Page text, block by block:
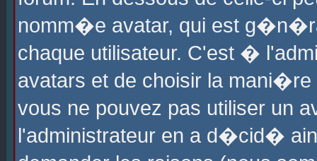
nomm�e avatar, qui est
chaque utilisateur. C'est �
avatars et de choisir la
vous ne pouvez pas utiliser un
l'administrateur en a d�cid�